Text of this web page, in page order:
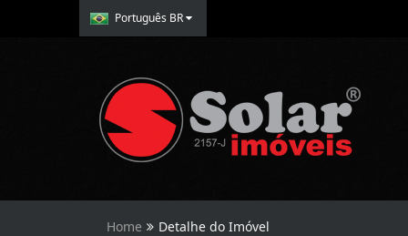
Português BR
Home Detalhe do Imóvel